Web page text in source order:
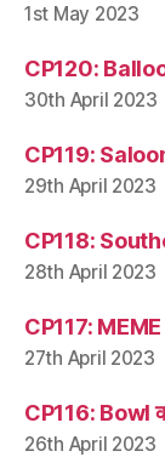
1st May 2023
CP120:
30th April 2023
CP119:
29th April 2023
CP118:
28th April 2023
CP117: MEME
27th April 2023
CP116: Bowl
26th April 2023